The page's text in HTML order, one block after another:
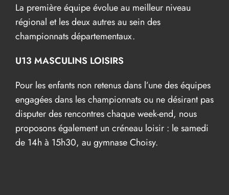
La première équipe évolue au meilleur niveau
régional et les deux autres au sein des
championnats départementaux.
U13 MASCULINS LOISIRS
Pour les enfants non retenus dans l’une des équipes
engagées dans les championnats ou ne désirant pas
disputer des rencontres chaque week-end, nous
proposons également un créneau loisir : le samedi
de 14h à 15h30, au gymnase Choisy.